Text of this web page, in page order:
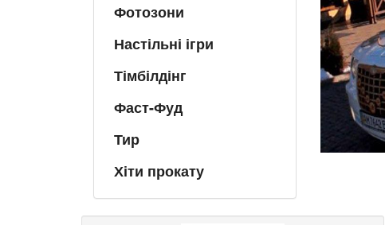
Фотозони
Настільні ігри
Тімбілдінг
Фаст-Фуд
Тир
Хіти прокату